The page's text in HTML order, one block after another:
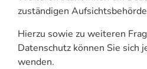
zuständigen
Hierzu sowie zu weiteren
Datenschutz können Sie sich
wenden.